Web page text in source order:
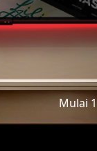
Mulai